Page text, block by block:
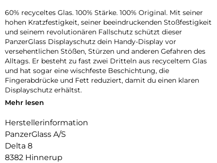
60% recyceltes Glas. 100% Stärke. 100% Original. Mit seiner
hohen Kratzfestigkeit, seiner beeindruckenden Stoßfestigkeit
und seinem revolutionären Fallschutz schützt dieser
PanzerGlass Displayschutz dein Handy-Display vor
versehentlichen Stößen, Stürzen und anderen Gefahren des
Alltags. Er besteht zu fast zwei Dritteln aus recyceltem Glas
und hat sogar eine wischfeste Beschichtung, die
Fingerabdrücke und Fett reduziert, damit du einen klaren
Displayschutz erhältst.
Mit dem beiliegenden EasyAligner aus 100 % recyceltem
noch einfacher zu machen, haben wir eine Schritt-für-
Schritt-Anleitung und einen QR-Code für den schnellen
Zugriff auf unser Online-Anleitungsvideo beigefügt. Und
denk dran: Einmal installiert, musst du nie wieder befürchten,
Mehr lesen
Herstellerinformation
PanzerGlass A/S
Delta 8
8382 Hinnerup